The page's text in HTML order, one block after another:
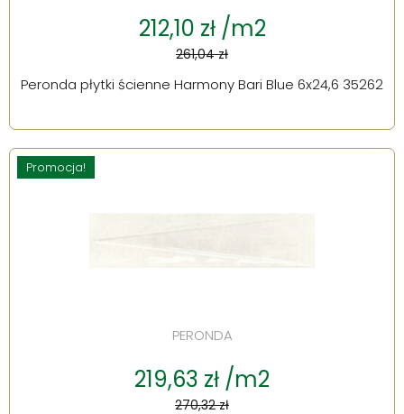
212,10 zł /m2
261,04 zł
Peronda płytki ścienne Harmony Bari Blue 6x24,6 35262
Promocja!
PERONDA
219,63 zł /m2
270,32 zł